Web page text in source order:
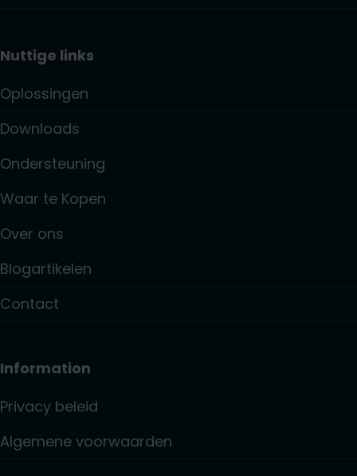
Nuttige links
Oplossingen
Downloads
Ondersteuning
Waar te Kopen
Over ons
Blogartikelen
Contact
Information
Privacy beleid
Algemene voorwaarden